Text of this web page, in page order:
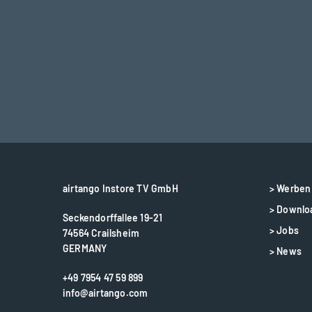
airtango Instore TV GmbH
Seckendorffallee 19-21
74564 Crailsheim
GERMANY
+49 7954 47 59 899
info@airtango.com
>
>
> Jobs
> News